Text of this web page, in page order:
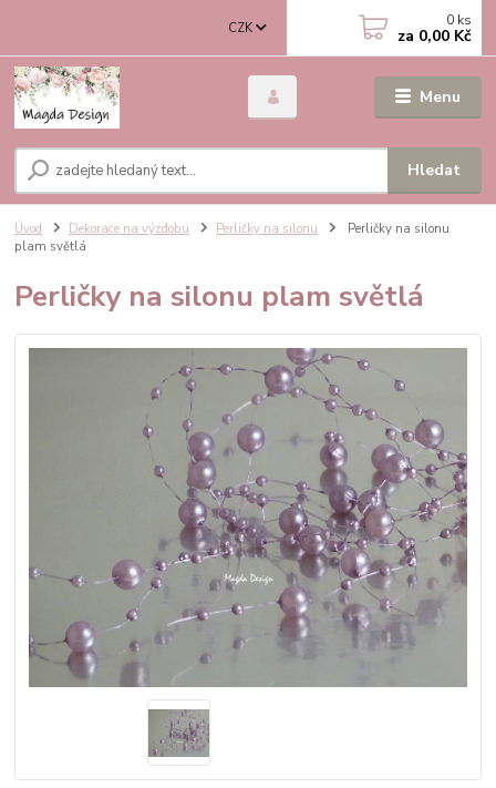
Menu
CZK
Hledat
0 ks
za 0,00 Kč
Úvod Dekorace na výzdobu Perličky na silonu
Perličky na silonu
plam světlá
Perličky na silonu plam světlá